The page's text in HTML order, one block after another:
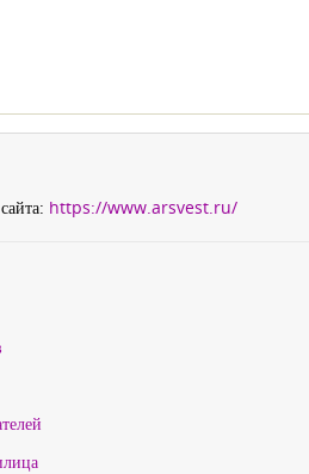
https://www.arsvest.ru/